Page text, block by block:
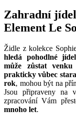
Zahradní
Element Le
Židle z kolekce
hledá pohodlné
může zůstat
prakticky vůbec
rok, mohou být na
Jsou připraveny na
zpracování Vám
mnoho let.